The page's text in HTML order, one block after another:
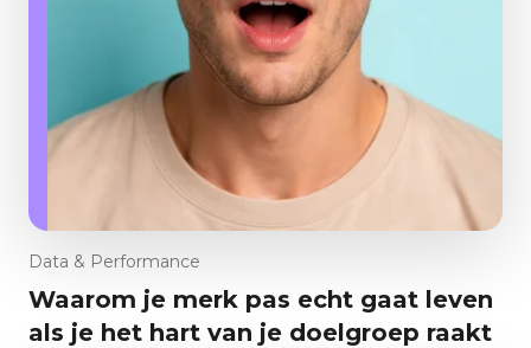
Data & Performance
Waarom je merk pas echt gaat leven
als je het hart van je doelgroep raakt